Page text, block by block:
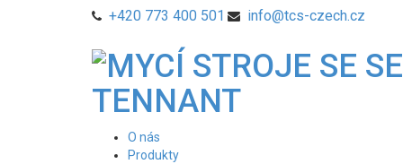
+420 773 400 501 info@tcs-czech.cz
O nás
Produkty